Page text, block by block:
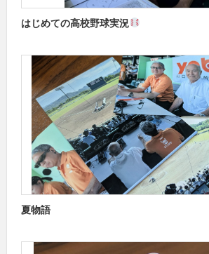
はじめての高校野球実況
夏物語